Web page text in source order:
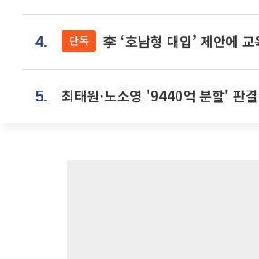
4. 단독 李 ‘호남형 대입’ 제안에 교육청·지역대학 서
5.